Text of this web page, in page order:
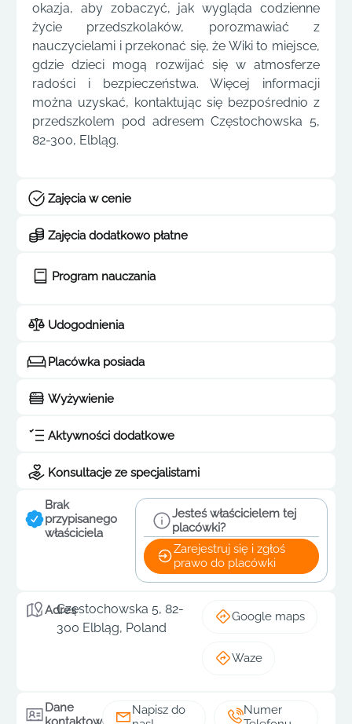
okazja, aby zobaczyć, jak wygląda codzienne
życie przedszkolaków, porozmawiać z
nauczycielami i przekonać się, że Wiki to miejsce,
gdzie dzieci mogą rozwijać się w atmosferze
radości i bezpieczeństwa. Więcej informacji
można uzyskać, kontaktując się bezpośrednio z
przedszkolem pod adresem Częstochowska 5,
82-300, Elbląg.
Zajęcia w cenie
Zajęcia dodatkowo płatne
Program nauczania
Udogodnienia
Placówka posiada
Wyżywienie
Aktywności dodatkowe
Konsultacje ze specjalistami
Brak
przypisanego
właściciela
Jesteś właścicielem tej
placówki?
Zarejestruj się i zgłoś
prawo do placówki
Adres
Częstochowska 5, 82-
300 Elbląg, Poland
Google maps
Waze
Dane
Napisz do
Numer